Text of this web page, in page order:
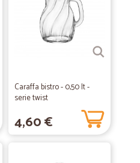
Caraffa bistro - 0,50 lt -
serie twist
4,60 €